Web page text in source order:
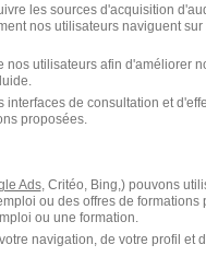
ETP, ELAN...
et autres
auprès des
familles
les sources d'acquisition
nos utilisateurs naviguent sur
nos utilisateurs afin d'améliorer
de consultation et
proposées.
Ads, Critéo, Bing,) pouvons
ou des offres de formations
ou une formation.
navigation, de votre profil et